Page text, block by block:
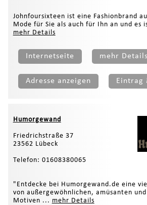
Johnfoursixteen ist eine Fashionbrand
Mode für Sie als auch für Ihn an und
mehr Details
Internetseite mehr Details
Adresse anzeigen Eintrag
Humorgewand
Friedrichstraße 37
23562 Lübeck
Telefon: 01608380065
"Entdecke bei Humorgewand.de eine
von außergewöhnlichen, amüsanten
Motiven ... mehr Details